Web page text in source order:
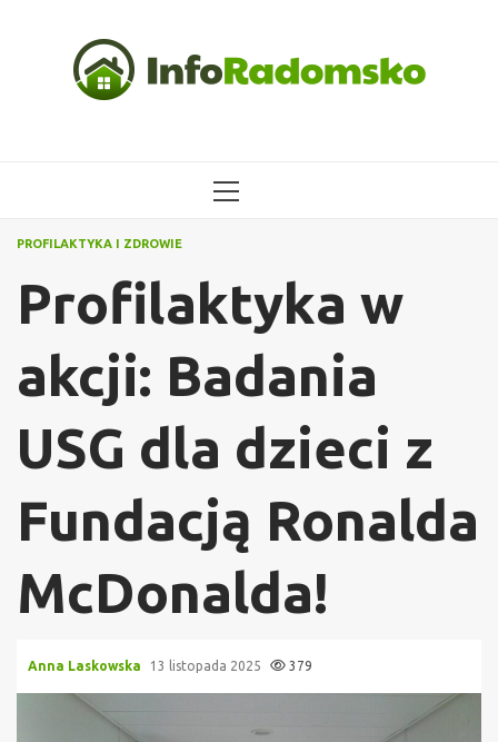
MENU
PROFILAKTYKA I ZDROWIE
Profilaktyka w
akcji: Badania
USG dla dzieci z
Fundacją Ronalda
McDonalda!
Anna Laskowska 13 listopada 2025 379